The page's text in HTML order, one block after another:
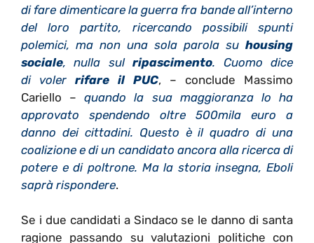
di fare dimenticare la guerra fra bande all’interno
del loro partito, ricercando possibili spunti
polemici, ma non una sola parola su housing
sociale, nulla sulripascimento. Cuomo dice
di voler rifare il PUC, – conclude Massimo
Cariello –quando la sua maggioranza lo ha
approvato spendendo oltre 500mila euro a
danno dei cittadini. Questo è il quadro di una
coalizione e di un candidato ancora alla ricerca di
potere e di poltrone. Ma la storia insegna, Eboli
saprà rispondere.
Se i due candidati a Sindaco se le danno di santa
ragione passando su valutazioni politiche con